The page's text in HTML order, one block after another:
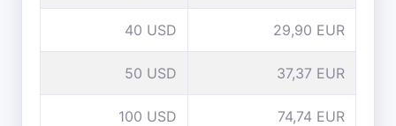
40 USD 29,90 EUR
50 USD 37,37 EUR
100 USD 74,74 EUR